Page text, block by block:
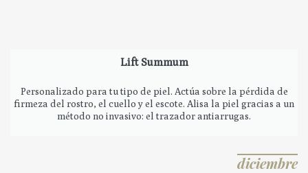
Lift Summum
Personalizado para tu tipo de piel. Actúa sobre la pérdida de
firmeza del rostro, el cuello y el escote. Alisa la piel gracias a un
método no invasivo: el trazador antiarrugas.
diciembre